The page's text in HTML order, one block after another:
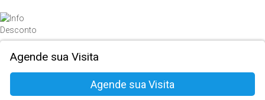
Agende sua Visita